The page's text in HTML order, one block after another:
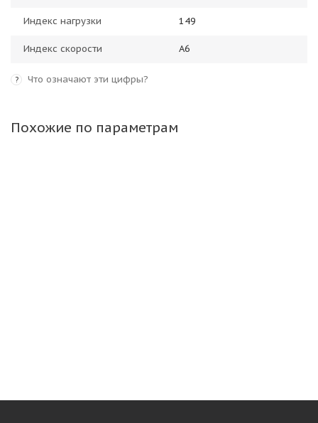
Индекс нагрузки 149
Индекс скорости A6
? Что означают эти цифры?
Похожие по параметрам